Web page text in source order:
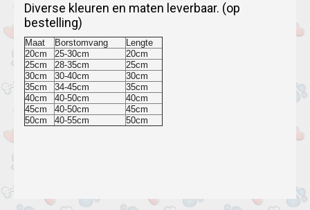
Diverse kleuren en maten leverbaar. (op
bestelling)
Maat Borstomvang
Lengte
20cm
25-30cm
20cm
25cm
28-35cm
25cm
30cm
30-40cm
30cm
35cm
34-45cm
35cm
40cm
40-50cm
40cm
45cm
40-50cm
45cm
50cm
40-55cm 50cm